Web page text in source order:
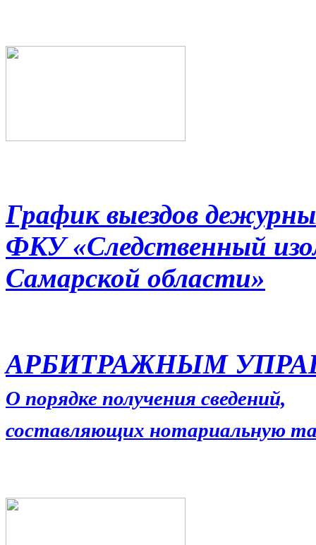
График выездов
ФКУ «Следственный
Самарской области»
АРБИТРАЖНЫМ
О порядке получения сведений,
составляющих нотариальную